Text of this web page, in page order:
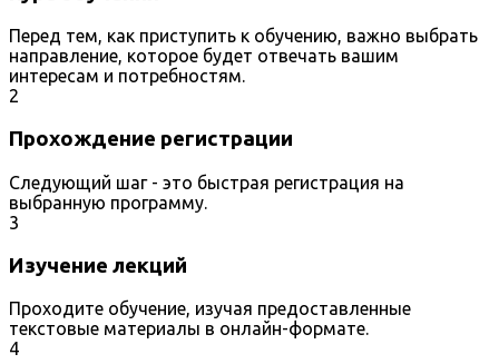
Перед тем, как приступить к обучению, важно выбрать
направление, которое будет отвечать вашим
интересам и потребностям.
2
Прохождение регистрации
Следующий шаг - это быстрая регистрация на
выбранную программу.
3
Изучение лекций
Проходите обучение, изучая предоставленные
текстовые материалы в онлайн-формате.
4